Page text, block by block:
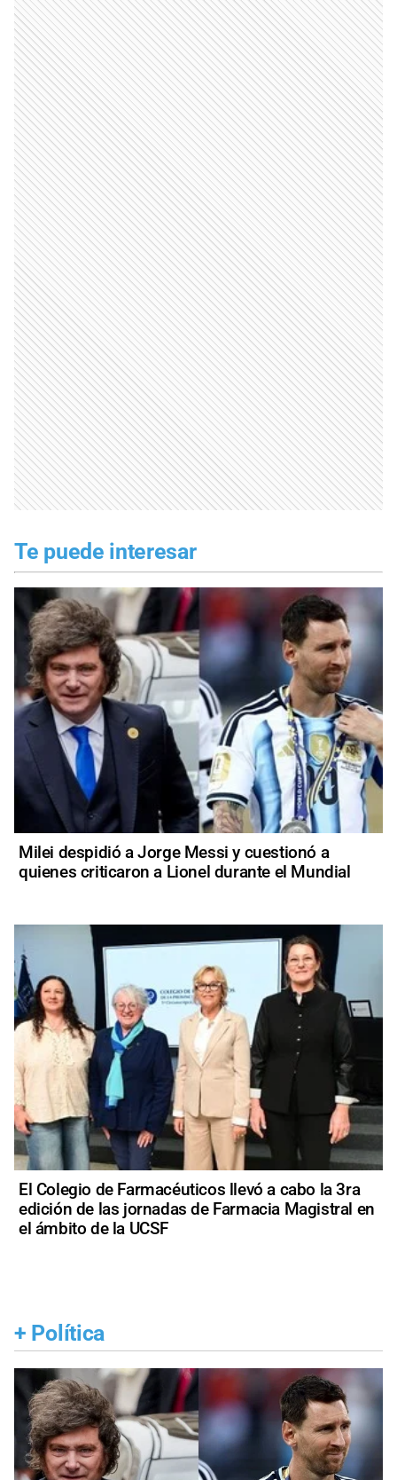
Te puede interesar
Milei despidió a Jorge Messi y cuestionó a
quienes criticaron a Lionel durante el Mundial
El Colegio de Farmacéuticos llevó a cabo la 3ra
edición de las jornadas de Farmacia Magistral en
el ámbito de la UCSF
+ Política